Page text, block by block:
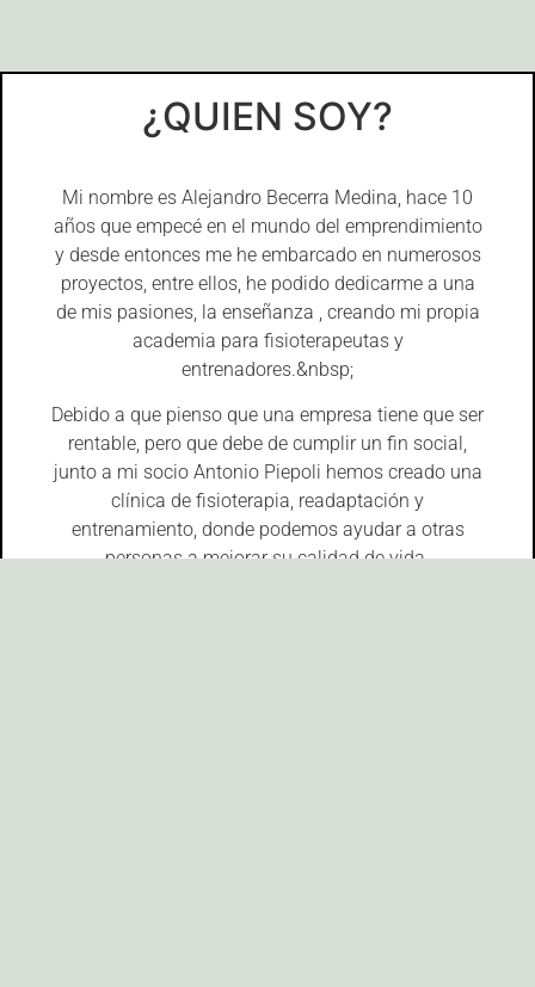
¿QUIEN SOY?
Mi nombre es Alejandro Becerra Medina, hace 10
años que empecé en el mundo del emprendimiento
y desde entonces me he embarcado en numerosos
proyectos, entre ellos, he podido dedicarme a una
de mis pasiones, la enseñanza , creando mi propia
academia para fisioterapeutas y
entrenadores.&nbsp;
Debido a que pienso que una empresa tiene que ser
rentable, pero que debe de cumplir un fin social,
junto a mi socio Antonio Piepoli hemos creado una
clínica de fisioterapia, readaptación y
entrenamiento, donde podemos ayudar a otras
personas a mejorar su calidad de vida.